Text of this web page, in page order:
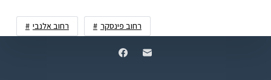
רחוב אלנבי רחוב פינסקר